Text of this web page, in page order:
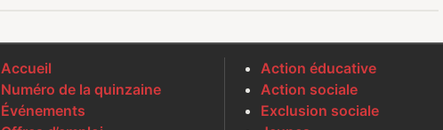
Accueil
Numéro de la quinzaine
Événements
Action éducative
Action sociale
Exclusion sociale